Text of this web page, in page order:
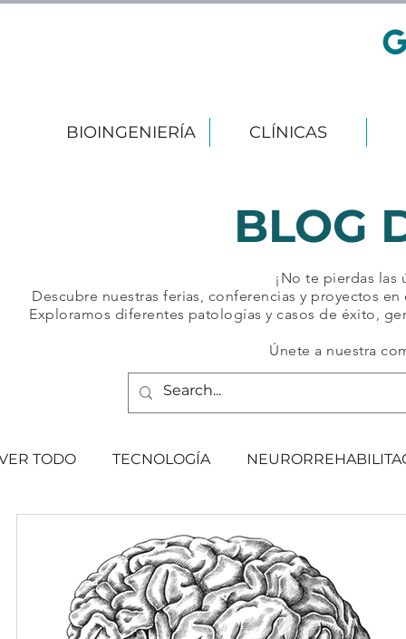
BIOINGENIERÍA CLÍNICAS
BLOG
¡No te pierdas
Descubre nuestras ferias, conferencias y proyectos
Exploramos diferentes patologías y casos de éxito,
Únete a nuestra
TODO TECNOLOGÍA